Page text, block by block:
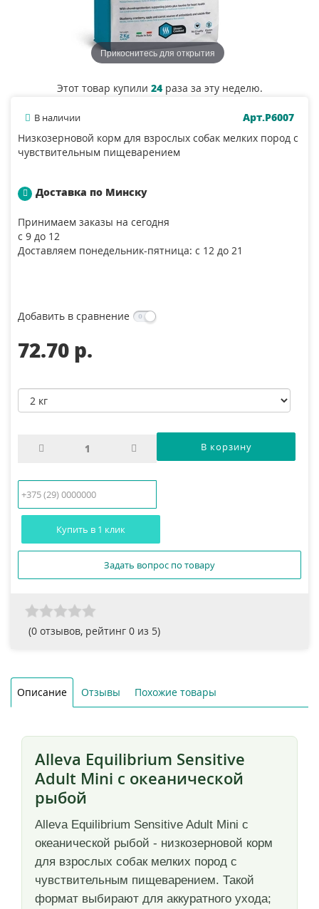
Прикоснитесь для открытия
Этот товар купили 24раза за эту неделю.
В наличии
Арт.P6007
Низкозерновой корм для взрослых собак мелких пород с
чувствительным пищеварением
Доставка по Минску
Принимаем заказы на сегодня
с 9 до 12
Доставляем понедельник-пятница: с 12 до 21
Добавить в сравнение
72.70 p.
Купить в 1 клик
Задать вопрос по товару
(0 отзывов, рейтинг 0 из 5)
Описание Отзывы Похожие товары
Alleva Equilibrium Sensitive
Adult Mini с океанической
рыбой
Alleva Equilibrium Sensitive Adult Mini с
океанической рыбой - низкозерновой корм
для взрослых собак мелких пород с
чувствительным пищеварением. Такой
формат выбирают для аккуратного ухода;